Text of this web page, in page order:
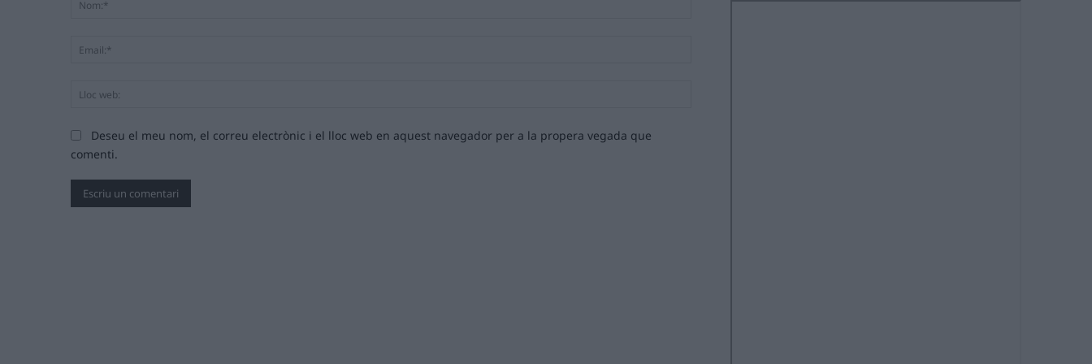
Deseu el meu nom, el correu electrònic i el lloc web en aquest navegador per a la propera vegada que
comenti.